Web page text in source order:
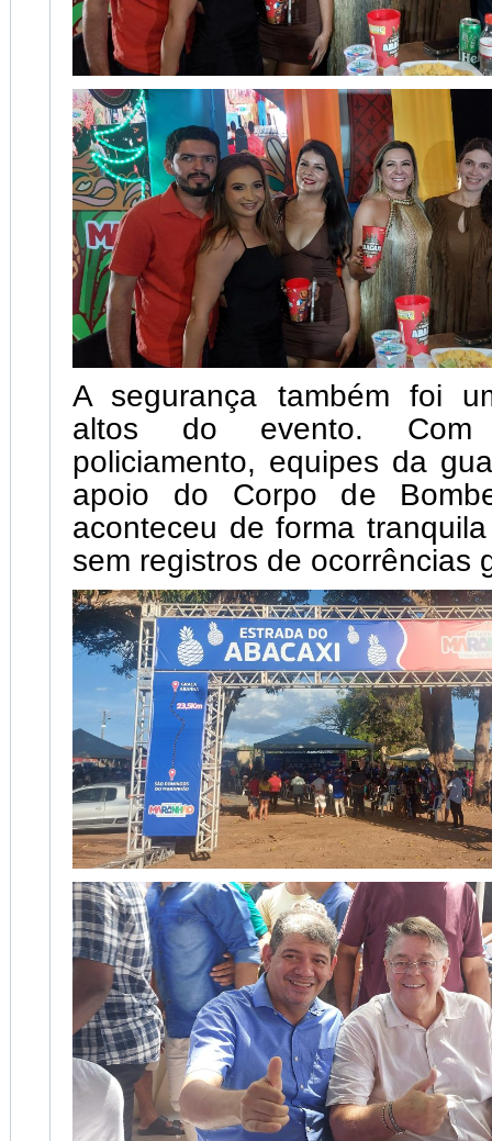
A segurança também foi
altos do evento.
policiamento, equipes da
apoio do Corpo de
aconteceu de forma
sem registros de ocorrências